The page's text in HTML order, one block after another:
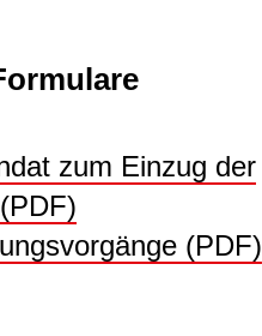
zum Einzug der
(PDF)